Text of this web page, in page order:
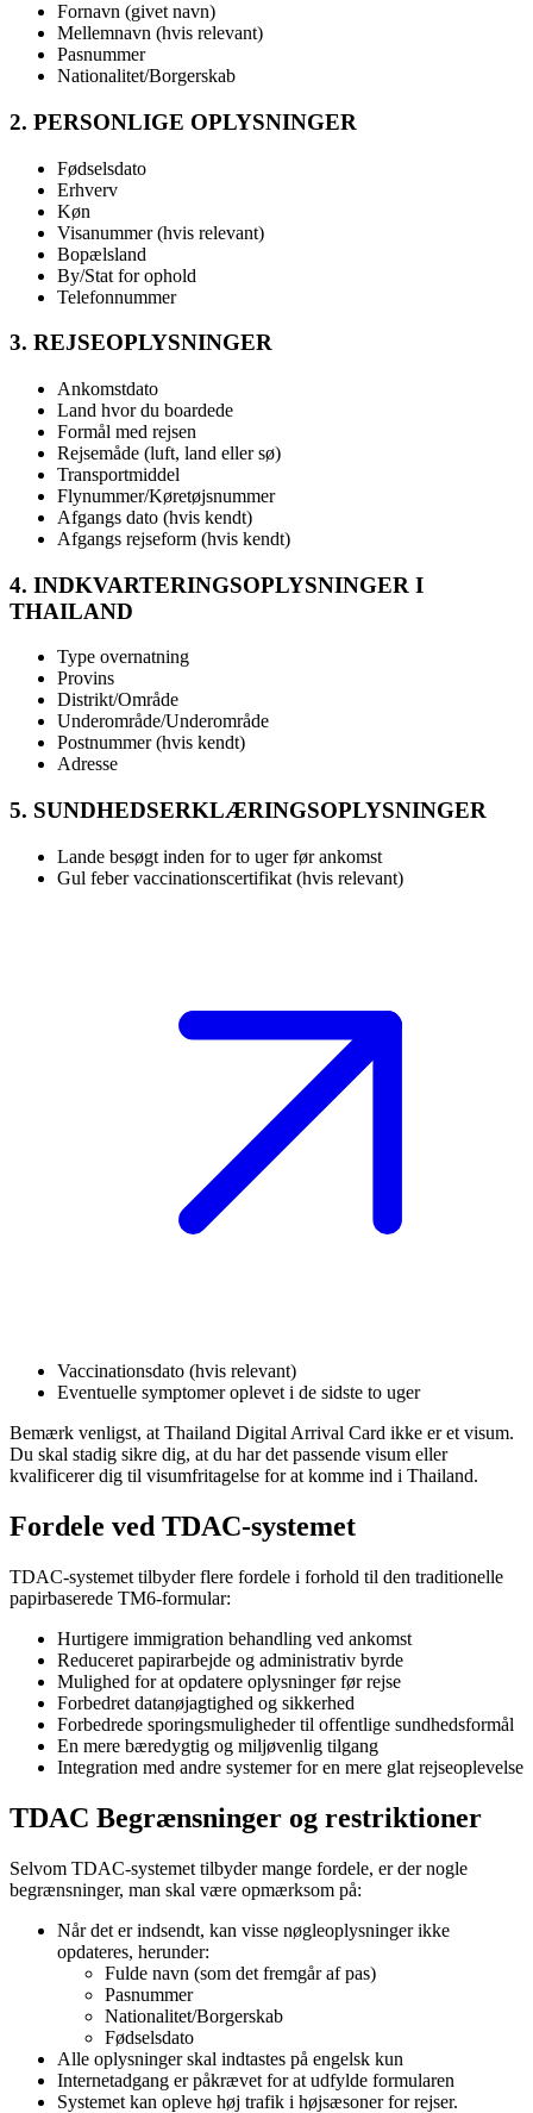
Fornavn (givet navn)
Mellemnavn (hvis relevant)
Pasnummer
Nationalitet/Borgerskab
2. PERSONLIGE OPLYSNINGER
Fødselsdato
Erhverv
Køn
Visanummer (hvis relevant)
Bopælsland
By/Stat for ophold
Telefonnummer
3. REJSEOPLYSNINGER
Ankomstdato
Land hvor du boardede
Formål med rejsen
Rejsemåde (luft, land eller sø)
Transportmiddel
Flynummer/Køretøjsnummer
Afgangs dato (hvis kendt)
Afgangs rejseform (hvis kendt)
4. INDKVARTERINGSOPLYSNINGER I
THAILAND
Type overnatning
Provins
Distrikt/Område
Underområde/Underområde
Postnummer (hvis kendt)
Adresse
5. SUNDHEDSERKLÆRINGSOPLYSNINGER
Lande besøgt inden for to uger før ankomst
Gul feber vaccinationscertifikat (hvis relevant)
Vaccinationsdato (hvis relevant)
Eventuelle symptomer oplevet i de sidste to uger
Bemærk venligst, at Thailand Digital Arrival Card ikke er et visum.
Du skal stadig sikre dig, at du har det passende visum eller
kvalificerer dig til visumfritagelse for at komme ind i Thailand.
Fordele ved TDAC-systemet
TDAC-systemet tilbyder flere fordele i forhold til den traditionelle
papirbaserede TM6-formular:
Hurtigere immigration behandling ved ankomst
Reduceret papirarbejde og administrativ byrde
Mulighed for at opdatere oplysninger før rejse
Forbedret datanøjagtighed og sikkerhed
Forbedrede sporingsmuligheder til offentlige sundhedsformål
En mere bæredygtig og miljøvenlig tilgang
Integration med andre systemer for en mere glat rejseoplevelse
TDAC Begrænsninger og restriktioner
Selvom TDAC-systemet tilbyder mange fordele, er der nogle
begrænsninger, man skal være opmærksom på:
Når det er indsendt, kan visse nøgleoplysninger ikke
opdateres, herunder:
Fulde navn (som det fremgår af pas)
Pasnummer
Nationalitet/Borgerskab
Fødselsdato
Alle oplysninger skal indtastes på engelsk kun
Internetadgang er påkrævet for at udfylde formularen
Systemet kan opleve høj trafik i højsæsoner for rejser.